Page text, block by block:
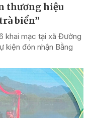
thương hiệu
biển”
khai mạc tại xã Đường
kiện đón nhận Bằng